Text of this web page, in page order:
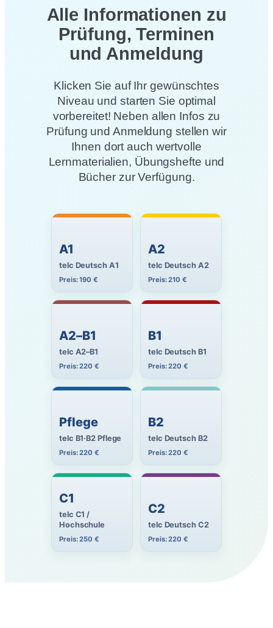
Alle Informationen zu
Prüfung, Terminen
und Anmeldung
Klicken Sie auf Ihr gewünschtes
Niveau und starten Sie optimal
vorbereitet! Neben allen Infos zu
Prüfung und Anmeldung stellen wir
Ihnen dort auch wertvolle
Lernmaterialien, Übungshefte und
Bücher zur Verfügung.
A1
telc Deutsch A1
Preis: 190 €
A2
telc Deutsch A2
Preis: 210 €
A2–B1
telc A2–B1
Preis: 220 €
B1
telc Deutsch B1
Preis: 220 €
Pflege
telc B1·B2 Pflege
Preis: 220 €
B2
telc Deutsch B2
Preis: 220 €
C1
telc C1 /
Hochschule
Preis: 250 €
C2
telc Deutsch C2
Preis: 220 €